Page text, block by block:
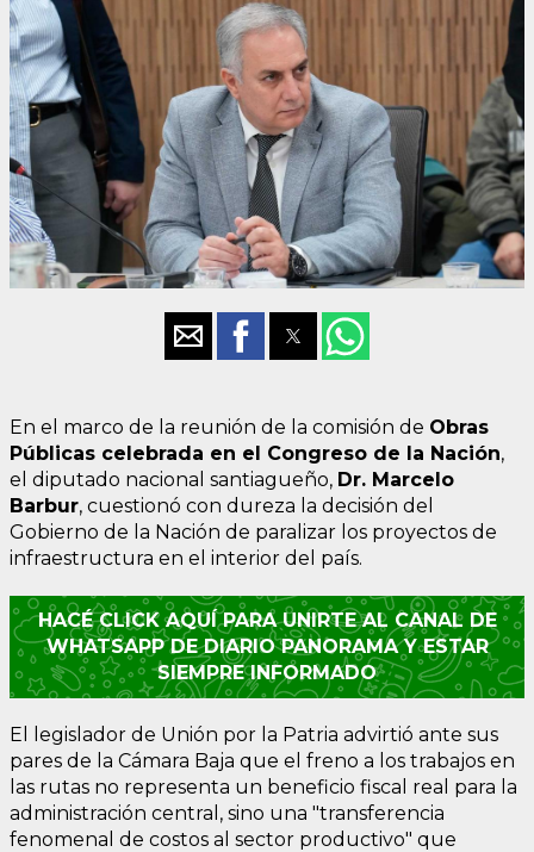
En el marco de la reunión de la comisión de Obras
Públicas celebrada en el Congreso de la Nación,
el diputado nacional santiagueño, Dr. Marcelo
Barbur, cuestionó con dureza la decisión del
Gobierno de la Nación de paralizar los proyectos de
infraestructura en el interior del país.
HACÉ CLICK AQUÍ PARA UNIRTE AL CANAL DE
WHATSAPP DE DIARIO PANORAMA Y ESTAR
SIEMPRE INFORMADO
El legislador de Unión por la Patria advirtió ante sus
pares de la Cámara Baja que el freno a los trabajos en
las rutas no representa un beneficio fiscal real para la
administración central, sino una "transferencia
fenomenal de costos al sector productivo" que